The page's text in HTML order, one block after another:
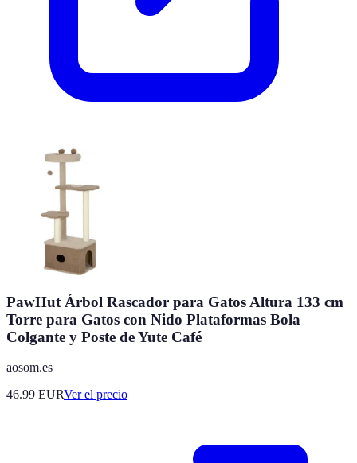
PawHut Árbol Rascador para Gatos Altura 133 cm
Torre para Gatos con Nido Plataformas Bola
Colgante y Poste de Yute Café
aosom.es
46.99 EURVer el precio